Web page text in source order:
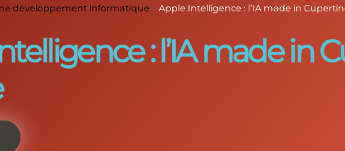
développement informatique > Apple Intelligence : l’IA made in
: l’IA made in